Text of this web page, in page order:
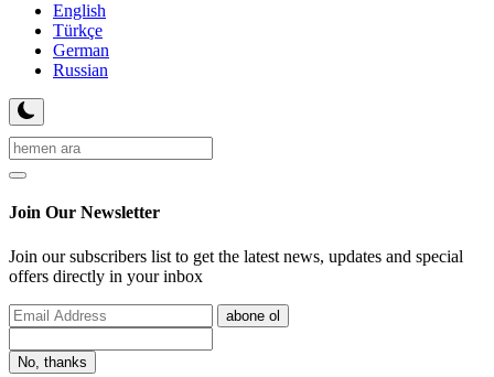
English
Türkçe
German
Russian
Join Our Newsletter
Join our subscribers list to get the latest news, updates and special
offers directly in your inbox
abone ol
No, thanks